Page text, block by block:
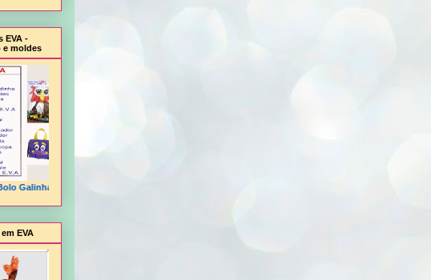
EVA -
e moldes
Pintadinha, Cesta flor, Cesta para presentes, Chapéu Pica-pau, Confecção de FLORES
EVA